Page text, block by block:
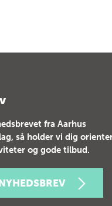
fra Aarhus
så holder vi dig
og gode tilbud.